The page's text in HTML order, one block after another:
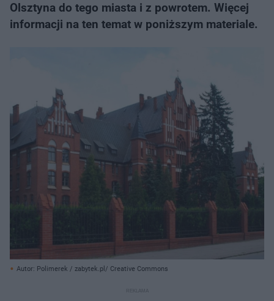
Olsztyna do tego miasta i z powrotem. Więcej
informacji na ten temat w poniższym materiale.
Autor: Polimerek / zabytek.pl/ Creative Commons